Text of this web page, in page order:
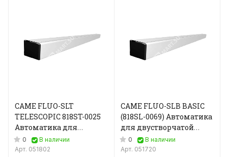
CAME FLUO-SLT
TELESCOPIC 818ST-0025
Автоматика для
двустворчатой
раздвижной двери
0
В наличии
Арт. 051802
CAME FLUO-SLB BASIC
(818SL-0069) Автоматика
для двустворчатой
раздвижной двери
0
В наличии
Арт. 051720